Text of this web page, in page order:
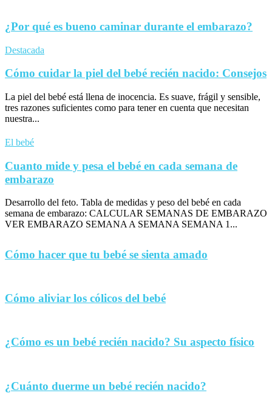
¿Por qué es bueno caminar durante el embarazo?
Destacada
Cómo cuidar la piel del bebé recién nacido: Consejos
La piel del bebé está llena de inocencia. Es suave, frágil y sensible,
tres razones suficientes como para tener en cuenta que necesitan
nuestra...
El bebé
Cuanto mide y pesa el bebé en cada semana de
embarazo
Desarrollo del feto. Tabla de medidas y peso del bebé en cada
semana de embarazo: CALCULAR SEMANAS DE EMBARAZO
VER EMBARAZO SEMANA A SEMANA SEMANA 1...
Cómo hacer que tu bebé se sienta amado
Cómo aliviar los cólicos del bebé
¿Cómo es un bebé recién nacido? Su aspecto físico
¿Cuánto duerme un bebé recién nacido?